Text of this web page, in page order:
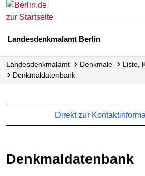
Landesdenkmalamt Berlin
Landesdenkmalamt Denkmale
Denkmal­datenbank
Direkt zur
Denkmaldatenbank